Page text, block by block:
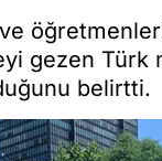
gezen Türk
belirtti.